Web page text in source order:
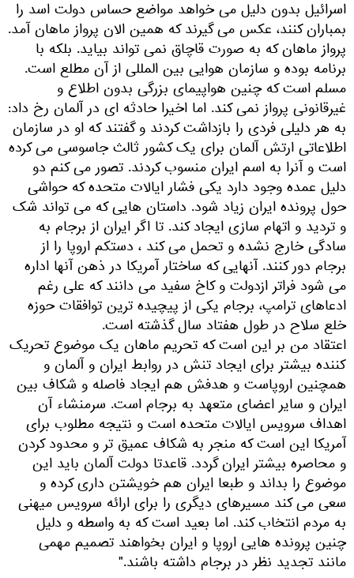
اسرائیل بدون دلیل می خواهد مواضع حساس دولت اسد را
بمباران کنند، عکس می گیرند که همین الان پرواز ماهان آمد.
پرواز ماهان که به صورت قاچاق نمی تواند بیاید. بلکه با
برنامه بوده و سازمان هوایی بین المللی از آن مطلع است.
مسلم است که چنین هواپیمای بزرگی بدون اطلاع و
غیرقانونی پرواز نمی کند. اما اخیرا حادثه ای در آلمان رخ داد:
به هر دلیلی فردی را بازداشت کردند و گفتند که او در سازمان
اطلاعاتی ارتش آلمان برای یک کشور ثالث جاسوسی می کرده
است و آنرا به اسم ایران منسوب کردند. تصور می کنم دو
دلیل عمده وجود دارد یکی فشار ایالات متحده که حواشی
حول پرونده ایران زیاد شود. داستان هایی که می تواند شک
و تردید و اتهام سازی ایجاد کند. تا اگر ایران از برجام به
سادگی خارج نشده و تحمل می کند ، دستکم اروپا را از
برجام دور کنند. آنهایی که ساختار آمریکا در ذهن آنها اداره
می شود فراتر ازدولت و کاخ سفید می دانند که علی رغم
ادعاهای ترامپ، برجام یکی از پیچیده ترین توافقات حوزه
خلع سلاح در طول هفتاد سال گذشته است.
اعتقاد من بر این است که تحریم ماهان یک موضوع تحریک
کننده بیشتر برای ایجاد تنش در روابط ایران و آلمان و
همچنین اروپاست و هدفش هم ایجاد فاصله و شکاف بین
ایران و سایر اعضای متعهد به برجام است. سرمنشاء آن
اهداف سرویس ایالات متحده است و نتیجه مطلوب برای
آمریکا این است که منجر به شکاف عمیق تر و محدود کردن
و محاصره بیشتر ایران گردد. قاعدتا دولت آلمان باید این
موضوع را بداند و طبعا ایران هم خویشتن داری کرده و
سعی می کند مسیرهای دیگری را برای ارائه سرویس میهنی
به مردم انتخاب کند. اما بعید است که به واسطه و دلیل
چنین پرونده هایی اروپا و ایران بخواهند تصمیم مهمی
مانند تجدید نظر در برجام داشته باشند."